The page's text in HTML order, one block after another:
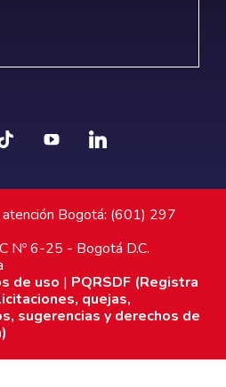
atención Bogotá: (601) 297
Nº 6-25 - Bogotá D.C.
de uso | PQRSDF (Registra
quejas,
sugerencias y derechos de